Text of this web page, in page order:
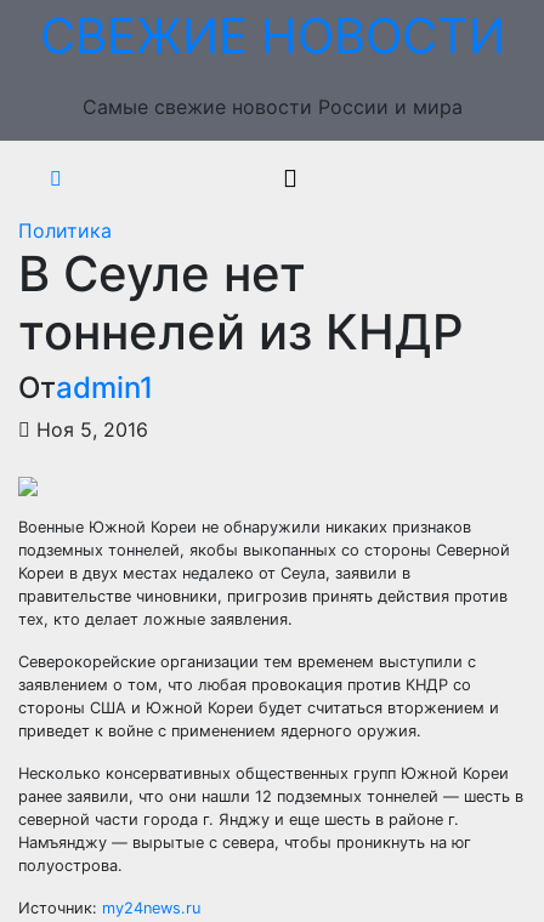
ПерейтиСВЕЖИЕ НОВОСТИ
Самые свежие новости России и мира
Политика
В Сеуле нет
тоннелей из КНДР
Отadmin1
Ноя 5, 2016
Военные Южной Кореи не обнаружили никаких признаков
подземных тоннелей, якобы выкопанных со стороны Северной
Кореи в двух местах недалеко от Сеула, заявили в
правительстве чиновники, пригрозив принять действия против
тех, кто делает ложные заявления.
Северокорейские организации тем временем выступили с
заявлением о том, что любая провокация против КНДР со
стороны США и Южной Кореи будет считаться вторжением и
приведет к войне с применением ядерного оружия.
Несколько консервативных общественных групп Южной Кореи
ранее заявили, что они нашли 12 подземных тоннелей — шесть в
северной части города г. Янджу и еще шесть в районе г.
Намъянджу — вырытые с севера, чтобы проникнуть на юг
полуострова.
Источник: my24news.ru